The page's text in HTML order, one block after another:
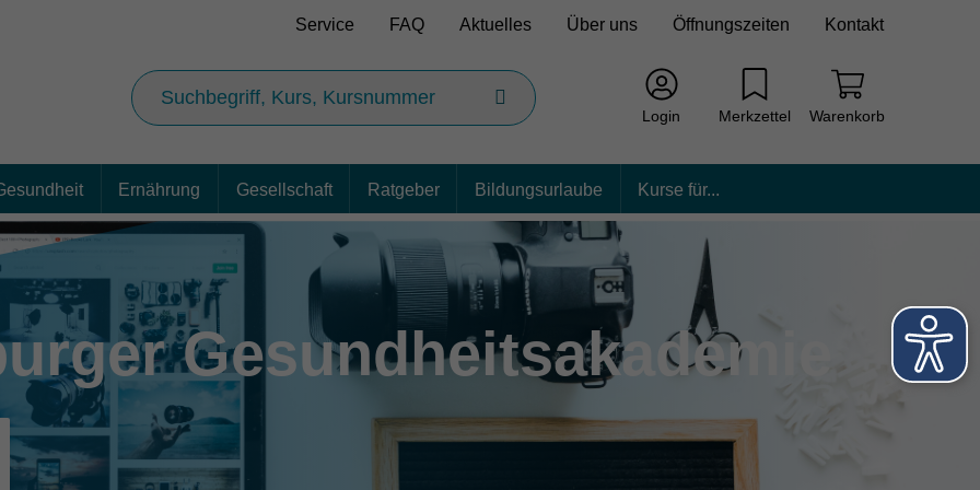
Service FAQ Aktuelles Über uns Öffnungszeiten Kontakt
Login Merkzettel Warenkorb
Ernährung Gesellschaft Ratgeber Bildungsurlaube Kurse für...
Gesundheitsakademie